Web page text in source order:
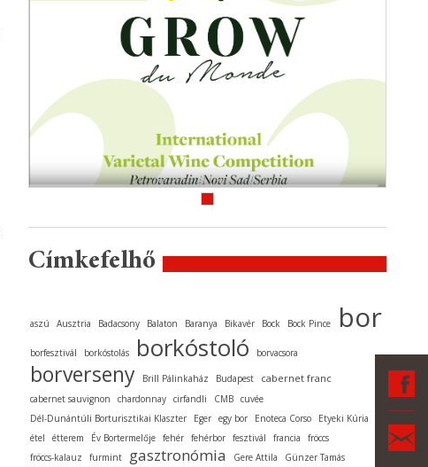
Címkefelhő
aszú Ausztria Badacsony Balaton Baranya Bikavér Bock Bock Pince bor
borfesztivál borkóstolás borkóstoló borvacsora
borverseny Brill Pálinkaház Budapest cabernet franc
cabernet sauvignon chardonnay cirfandli CMB cuvée
Dél-Dunántúli Borturisztikai Klaszter
Eger egy bor Enoteca Corso
Etyeki Kúria
étel
étterem Év Bortermelője fehér fehérbor fesztivál francia
fröccs
fröccs-kalauz
furmint gasztronómia Gere Attila
Günzer Tamás